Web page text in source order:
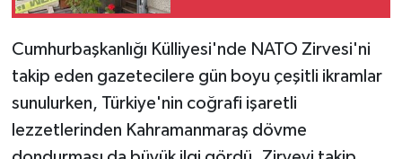
Cumhurbaşkanlığı Külliyesi'nde NATO Zirvesi'ni
takip eden gazetecilere gün boyu çeşitli ikramlar
sunulurken, Türkiye'nin coğrafi işaretli
lezzetlerinden Kahramanmaraş dövme